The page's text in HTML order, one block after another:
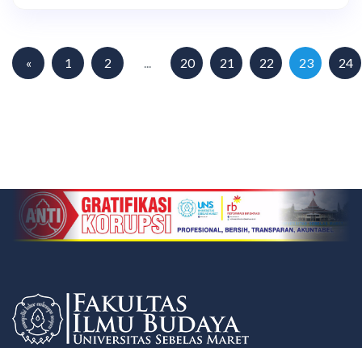
« 1 2 ... 20 21 22 23 24